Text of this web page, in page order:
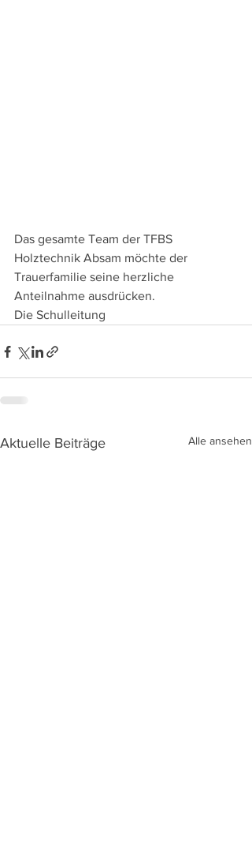
Das gesamte Team der TFBS
Holztechnik Absam möchte der
Trauerfamilie seine herzliche
Anteilnahme ausdrücken.
Die Schulleitung
Aktuelle Beiträge Alle ansehen